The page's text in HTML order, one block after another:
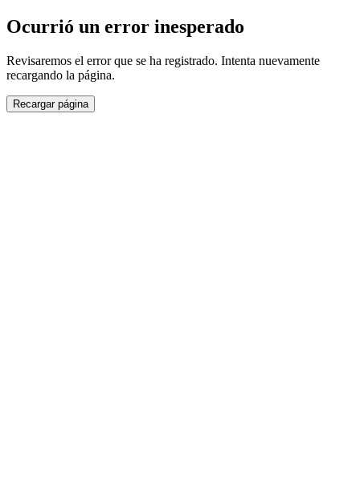
Ocurrió un error inesperado
Revisaremos el error que se ha registrado. Intenta nuevamente
recargando la página.
Recargar página